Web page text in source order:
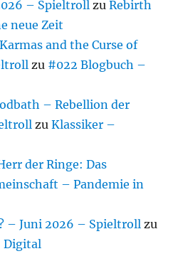
– Spieltroll zuRebirth
neue Zeit
and the Curse of
zu #022 Blogbuch –
– Rebellion der
zuKlassiker –
der Ringe: Das
– Pandemie in
– Juni 2026 – Spieltroll zu
Digital